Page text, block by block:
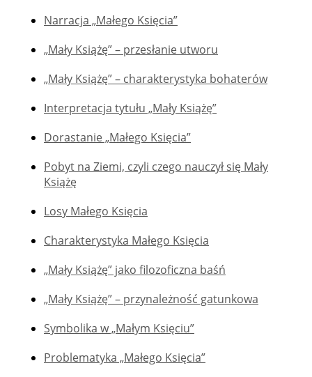
Narracja „Małego Księcia”
„Mały Książę” – przesłanie utworu
„Mały Książę” – charakterystyka bohaterów
Interpretacja tytułu „Mały Książę”
Dorastanie „Małego Księcia”
Pobyt na Ziemi, czyli czego nauczył się Mały
Książę
Losy Małego Księcia
Charakterystyka Małego Księcia
„Mały Książę” jako filozoficzna baśń
„Mały Książę” – przynależność gatunkowa
Symbolika w „Małym Księciu”
Problematyka „Małego Księcia”